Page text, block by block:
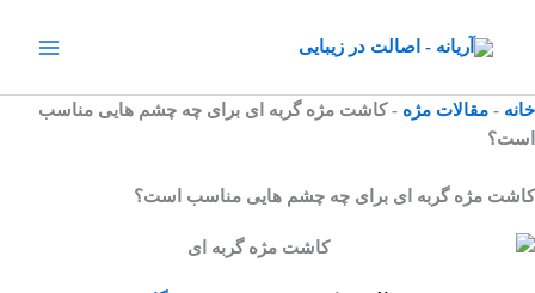
خانه - مقالات مژه -کاشت مژه گربه ای برای چه چشم هایی مناسب
است؟
کاشت مژه گربه ای برای چه چشم هایی مناسب است؟